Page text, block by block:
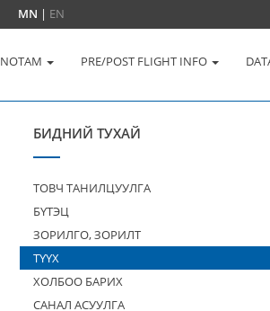
MN | EN
NOTAM PRE/POST FLIGHT INFO
БИДНИЙ ТУХАЙ
ТОВЧ ТАНИЛЦУУЛГА
БҮТЭЦ
ЗОРИЛГО, ЗОРИЛТ
ТҮҮХ
ХОЛБОО БАРИХ
САНАЛ АСУУЛГА